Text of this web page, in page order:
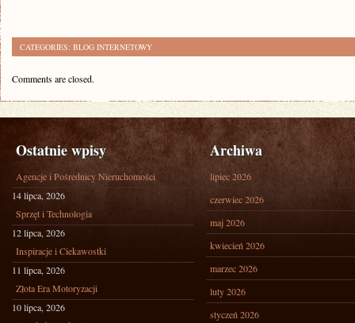
CATEGORIES: BLOG INTERNETOWY
Comments are closed.
Ostatnie wpisy
Agencje i Pośrednicy Nieruchomości
14 lipca, 2026
Sprzęt i Technologia
12 lipca, 2026
Inspiracje i Ciekawostki
11 lipca, 2026
Złota Era Motoryzacji
10 lipca, 2026
Archiwa
lipiec 2026
czerwiec 2026
maj 2026
kwiecień 2026
marzec 2026
luty 2026
styczeń 2026